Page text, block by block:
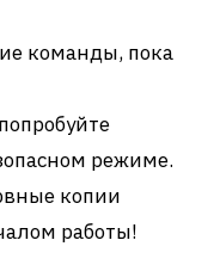
команды, пока
режиме.
копии
работы!